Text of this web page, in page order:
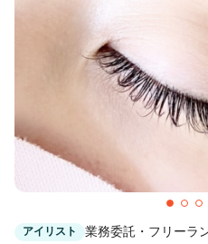
ヘアメイク・美容部員
ネイリスト
講師・インストラクター
正社員
アイリスト 業務委託・フリーラ